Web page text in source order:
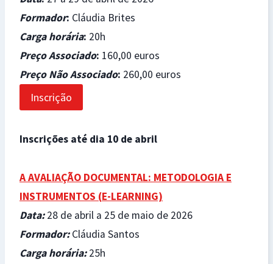
Formador: Cláudia Brites
Carga horária: 20h
Preço Associado: 160,00 euros
Preço Não Associado: 260,00 euros
Inscrição
Inscrições até dia 10 de abril
A AVALIAÇÃO DOCUMENTAL: METODOLOGIA E
INSTRUMENTOS (E-LEARNING)
Data: 28 de abril a 25 de maio de 2026
Formador:Cláudia Santos
Carga horária:25h